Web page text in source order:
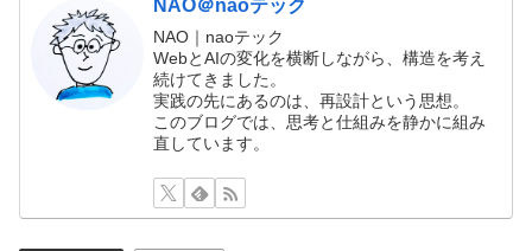
NAO＠naoテック
NAO｜naoテック
WebとAIの変化を横断しながら、構造を考え
続けてきました。
実践の先にあるのは、再設計という思想。
このブログでは、思考と仕組みを静かに組み
直しています。